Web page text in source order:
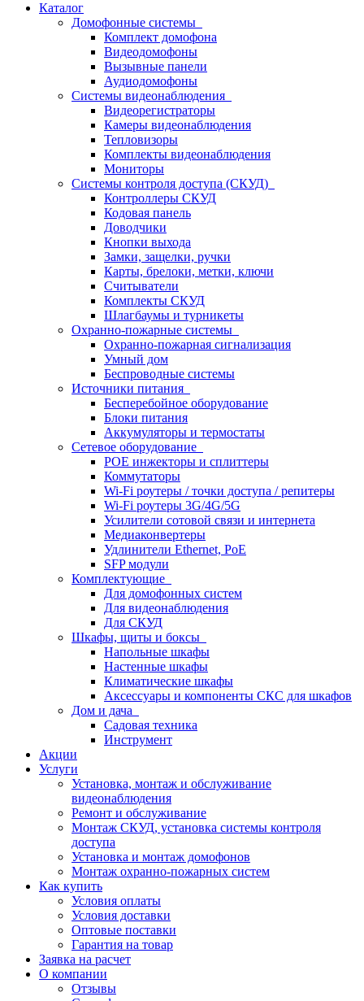
Каталог
Домофонные системы
Комплект домофона
Видеодомофоны
Вызывные панели
Аудиодомофоны
Системы видеонаблюдения
Видеорегистраторы
Камеры видеонаблюдения
Тепловизоры
Комплекты видеонаблюдения
Мониторы
Системы контроля доступа (СКУД)
Контроллеры СКУД
Кодовая панель
Доводчики
Кнопки выхода
Замки, защелки, ручки
Карты, брелоки, метки, ключи
Считыватели
Комплекты СКУД
Шлагбаумы и турникеты
Охранно-пожарные системы
Охранно-пожарная сигнализация
Умный дом
Беспроводные системы
Источники питания
Бесперебойное оборудование
Блоки питания
Аккумуляторы и термостаты
Сетевое оборудование
POE инжекторы и сплиттеры
Коммутаторы
Wi-Fi роутеры / точки доступа / репитеры
Wi-Fi роутеры 3G/4G/5G
Усилители сотовой связи и интернета
Медиаконвертеры
Удлинители Ethernet, PoE
SFP модули
Комплектующие
Для домофонных систем
Для видеонаблюдения
Для СКУД
Шкафы, щиты и боксы
Напольные шкафы
Настенные шкафы
Климатические шкафы
Аксессуары и компоненты СКС для шкафов
Дом и дача
Садовая техника
Инструмент
Акции
Услуги
Установка, монтаж и обслуживание
видеонаблюдения
Ремонт и обслуживание
Монтаж СКУД, установка системы контроля
доступа
Установка и монтаж домофонов
Монтаж охранно-пожарных систем
Как купить
Условия оплаты
Условия доставки
Оптовые поставки
Гарантия на товар
Заявка на расчет
О компании
Отзывы